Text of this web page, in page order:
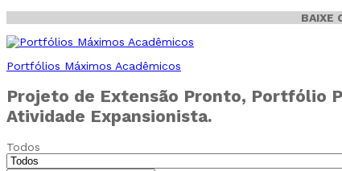
BAIXE
Portfólios Máximos Acadêmicos
Projeto de Extensão Pronto, Portfólio
Atividade Expansionista.
Todos